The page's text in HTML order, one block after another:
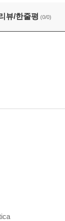
뷰/한줄평 (0/0)